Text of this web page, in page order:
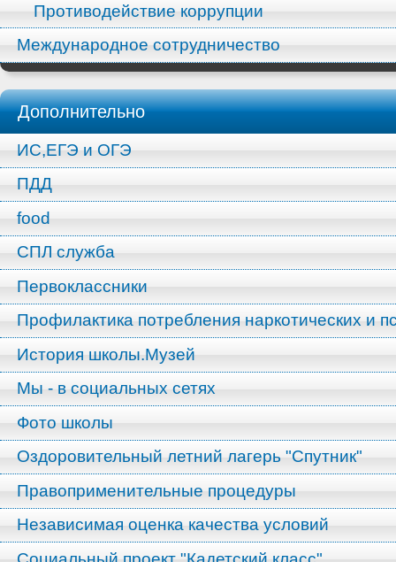
Противодействие коррупции
Международное сотрудничество
Дополнительно
ИС,ЕГЭ и ОГЭ
ПДД
food
СПЛ служба
Первоклассники
Профилактика потребления наркотических и
История школы.Музей
Мы - в социальных сетях
Фото школы
Оздоровительный летний лагерь "Спутник"
Правоприменительные процедуры
Независимая оценка качества условий